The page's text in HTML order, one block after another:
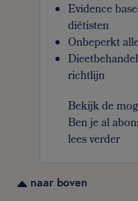
Evidence
diëtisten
Onbeperkt
richtlijn
Bekijk de
Ben je al
lees verder
naar boven